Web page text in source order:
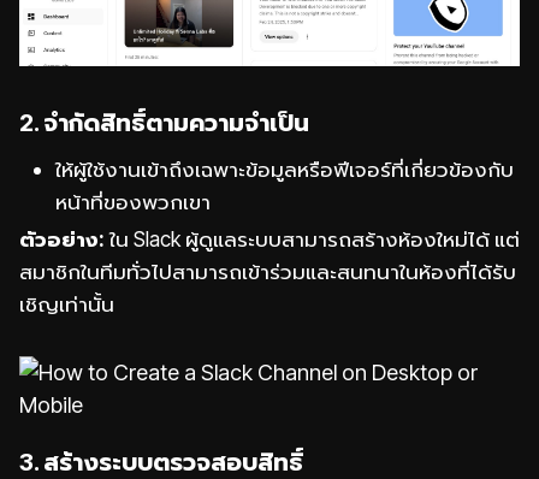
2. จำกัดสิทธิ์ตามความจำเป็น
ให้ผู้ใช้งานเข้าถึงเฉพาะข้อมูลหรือฟีเจอร์ที่เกี่ยวข้องกับ
หน้าที่ของพวกเขา
ตัวอย่าง:ใน Slack ผู้ดูแลระบบสามารถสร้างห้องใหม่ได้ แต่
สมาชิกในทีมทั่วไปสามารถเข้าร่วมและสนทนาในห้องที่ได้รับ
เชิญเท่านั้น
3. สร้างระบบตรวจสอบสิทธิ์